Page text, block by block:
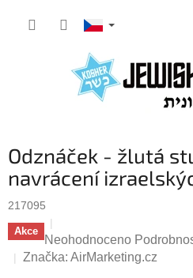
Odznáček - žlutá
navrácení
217095
Akce
Průměrné
hodnocení
Neohodnoceno
Značka: AirMarketing.cz